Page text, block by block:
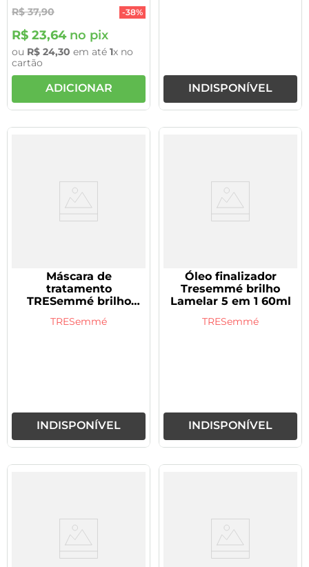
R$ 37,90 -38%
R$ 23,64no pix
ou R$ 24,30 em até 1x no
cartão
ADICIONAR INDISPONÍVEL
Máscara de
tratamento
TRESemmé brilho
TRESemmé
INDISPONÍVEL
Óleo finalizador
Tresemmé brilho
Lamelar 5 em 1 60ml
TRESemmé
INDISPONÍVEL